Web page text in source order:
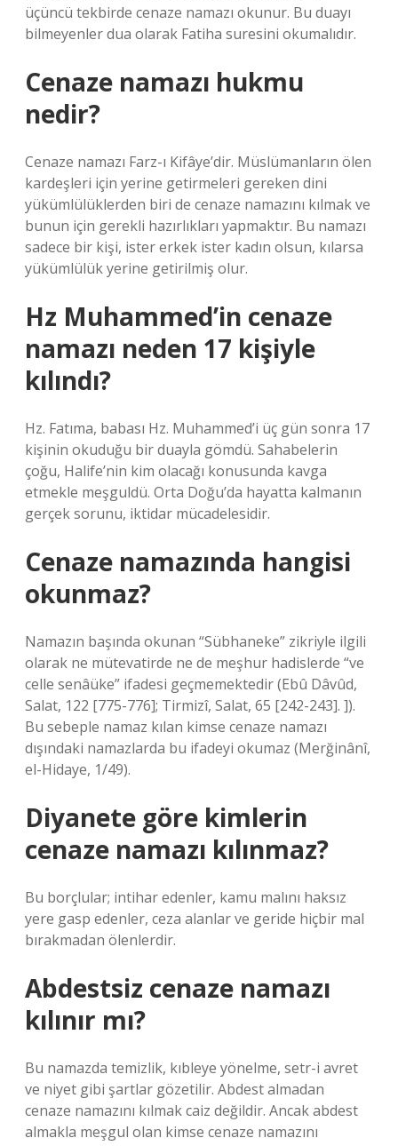
üçüncü tekbirde cenaze namazı okunur. Bu duayı
bilmeyenler dua olarak Fatiha suresini okumalıdır.
Cenaze namazı hukmu
nedir?
Cenaze namazı Farz-ı Kifâye’dir. Müslümanların ölen
kardeşleri için yerine getirmeleri gereken dini
yükümlülüklerden biri de cenaze namazını kılmak ve
bunun için gerekli hazırlıkları yapmaktır. Bu namazı
sadece bir kişi, ister erkek ister kadın olsun, kılarsa
yükümlülük yerine getirilmiş olur.
Hz Muhammed’in cenaze
namazı neden 17 kişiyle
kılındı?
Hz. Fatıma, babası Hz. Muhammed’i üç gün sonra 17
kişinin okuduğu bir duayla gömdü. Sahabelerin
çoğu, Halife’nin kim olacağı konusunda kavga
etmekle meşguldü. Orta Doğu’da hayatta kalmanın
gerçek sorunu, iktidar mücadelesidir.
Cenaze namazında hangisi
okunmaz?
Namazın başında okunan “Sübhaneke” zikriyle ilgili
olarak ne mütevatirde ne de meşhur hadislerde “ve
celle senâüke” ifadesi geçmemektedir (Ebû Dâvûd,
Salat, 122 [775-776]; Tirmizî, Salat, 65 [242-243]. ]).
Bu sebeple namaz kılan kimse cenaze namazı
dışındaki namazlarda bu ifadeyi okumaz (Merğinânî,
el-Hidaye, 1/49).
Diyanete göre kimlerin
cenaze namazı kılınmaz?
Bu borçlular; intihar edenler, kamu malını haksız
yere gasp edenler, ceza alanlar ve geride hiçbir mal
bırakmadan ölenlerdir.
Abdestsiz cenaze namazı
kılınır mı?
Bu namazda temizlik, kıbleye yönelme, setr-i avret
ve niyet gibi şartlar gözetilir. Abdest almadan
cenaze namazını kılmak caiz değildir. Ancak abdest
almakla meşgul olan kimse cenaze namazını